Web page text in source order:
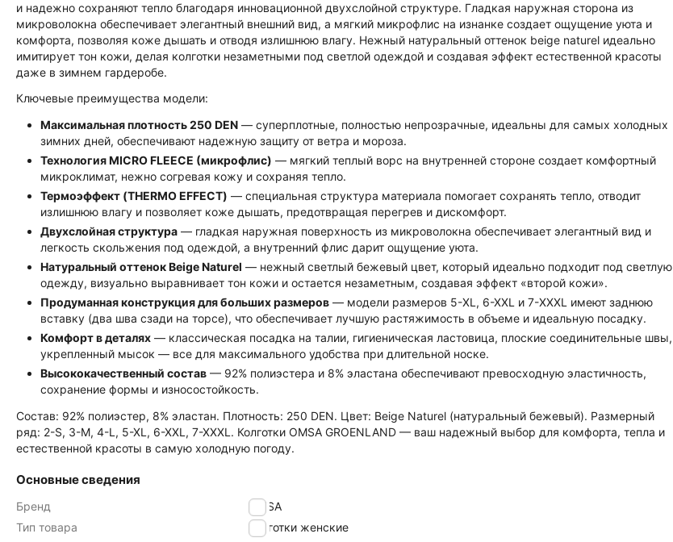
и надежно сохраняют тепло благодаря инновационной двухслойной структуре. Гладкая наружная сторона из
микроволокна обеспечивает элегантный внешний вид, а мягкий микрофлис на изнанке создает ощущение уюта и
комфорта, позволяя коже дышать и отводя излишнюю влагу. Нежный натуральный оттенок beige naturel идеально
имитирует тон кожи, делая колготки незаметными под светлой одеждой и создавая эффект естественной красоты
даже в зимнем гардеробе.
Ключевые преимущества модели:
Максимальная плотность 250 DEN — суперплотные, полностью непрозрачные, идеальны для самых холодных
зимних дней, обеспечивают надежную защиту от ветра и мороза.
Технология MICRO FLEECE (микрофлис) — мягкий теплый ворс на внутренней стороне создает комфортный
микроклимат, нежно согревая кожу и сохраняя тепло.
Термоэффект (THERMO EFFECT) — специальная структура материала помогает сохранять тепло, отводит
излишнюю влагу и позволяет коже дышать, предотвращая перегрев и дискомфорт.
Двухслойная структура — гладкая наружная поверхность из микроволокна обеспечивает элегантный вид и
легкость скольжения под одеждой, а внутренний флис дарит ощущение уюта.
Натуральный оттенок Beige Naturel — нежный светлый бежевый цвет, который идеально подходит под светлую
одежду, визуально выравнивает тон кожи и остается незаметным, создавая эффект «второй кожи».
Продуманная конструкция для больших размеров — модели размеров 5-XL, 6-XXL и 7-XXXL имеют заднюю
вставку (два шва сзади на торсе), что обеспечивает лучшую растяжимость в объеме и идеальную посадку.
Комфорт в деталях — классическая посадка на талии, гигиеническая ластовица, плоские соединительные швы,
укрепленный мысок — все для максимального удобства при длительной носке.
Высококачественный состав — 92% полиэстера и 8% эластана обеспечивают превосходную эластичность,
сохранение формы и износостойкость.
Состав: 92% полиэстер, 8% эластан. Плотность: 250 DEN. Цвет: Beige Naturel (натуральный бежевый). Размерный
ряд: 2-S, 3-M, 4-L, 5-XL, 6-XXL, 7-XXXL. Колготки OMSA GROENLAND — ваш надежный выбор для комфорта, тепла и
естественной красоты в самую холодную погоду.
Основные сведения
Бренд
OMSA
Тип товара
Колготки женские